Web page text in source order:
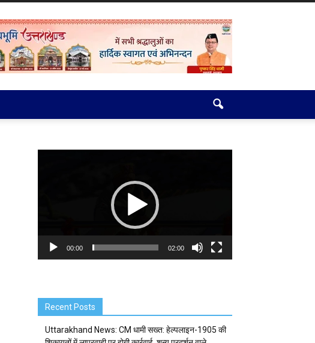
00:00 02:00
Recent Posts
Uttarakhand News: CM धामी सख्त: हेल्पलाइन-1905 की